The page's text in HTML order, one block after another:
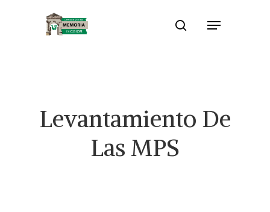
search
Menu
Levantamiento De
Las MPS